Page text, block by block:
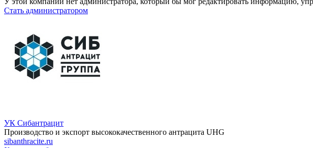
Стать администратором
УК Сибантрацит
Производство и экспорт высококачественного антрацита UHG
sibanthracite.ru